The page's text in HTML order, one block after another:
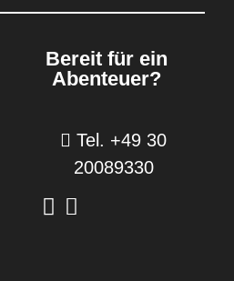
Bereit für ein
Abenteuer?
Tel. +49 30
20089330